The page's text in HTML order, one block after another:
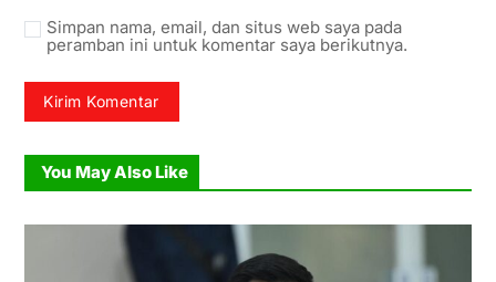
Simpan nama, email, dan situs web saya pada
peramban ini untuk komentar saya berikutnya.
You May Also Like